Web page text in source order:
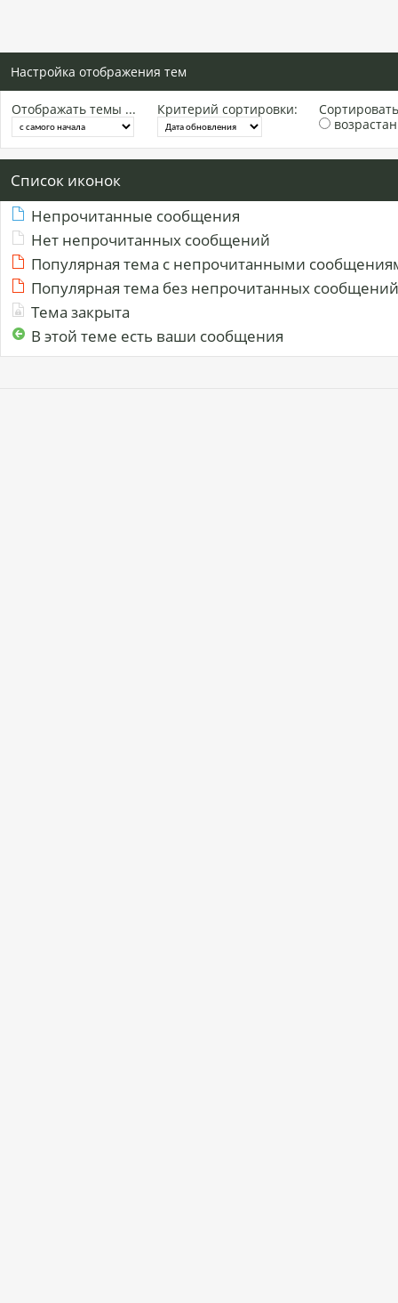
Настройка отображения тем
Отображать темы ... Критерий сортировки:
Список иконок
Непрочитанные сообщения
Нет непрочитанных сообщений
Популярная тема с непрочитанными
Популярная тема без непрочитанных сообщений
Тема закрыта
В этой теме есть ваши сообщения